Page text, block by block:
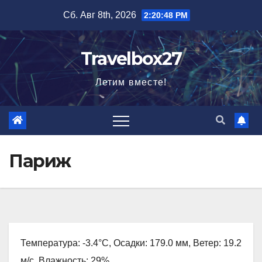
содержимому
Сб. Авг 8th, 2026 2:20:50 PM
Travelbox27
Летим вместе!
Париж
Температура: -3.4°C, Осадки: 179.0 мм, Ветер: 19.2